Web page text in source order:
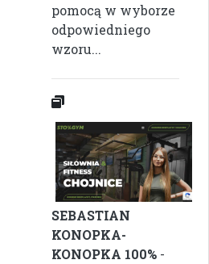
pomocą w wyborze
odpowiedniego
wzoru...
SEBASTIAN
KONOPKA-
KONOPKA 100% -